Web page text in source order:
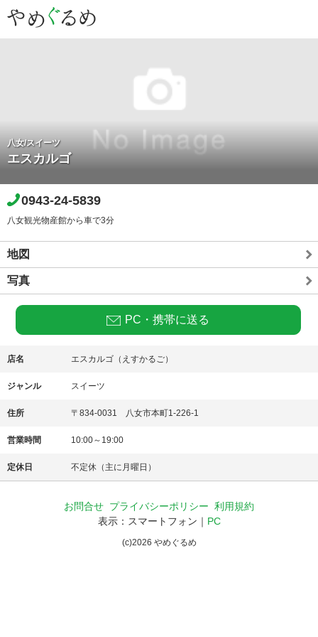
八女/スイーツ
エスカルゴ
0943-24-5839
八女観光物産館から車で3分
地図
写真
PC・携帯に送る
店名 エスカルゴ（えすかるご）
ジャンル スイーツ
住所 〒834-0031 八女市本町1-226-1
営業時間 10:00～19:00
定休日 不定休（主に月曜日）
お問合せ プライバシーポリシー 利用規約
表示：スマートフォン｜ PC
(c)2026 やめぐるめ